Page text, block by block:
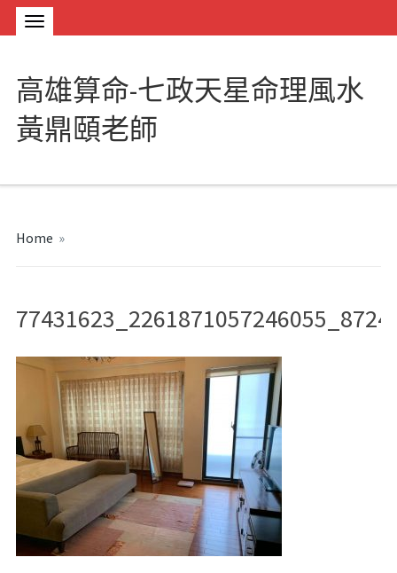
高雄算命-七政天星命理風水
黃鼎頤老師
Home »